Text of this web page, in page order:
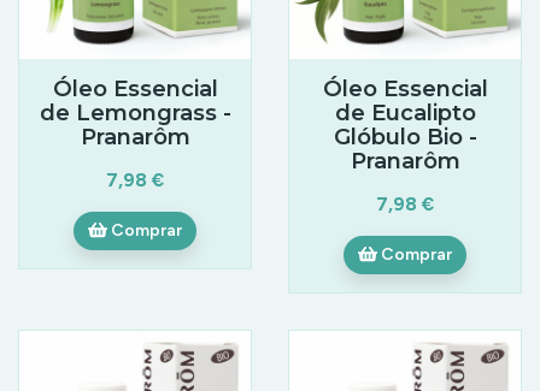
Óleo Essencial
de Lemongrass -
Pranarôm
7,98 €
Comprar
Óleo Essencial
de Eucalipto
Glóbulo Bio -
Pranarôm
7,98 €
Comprar